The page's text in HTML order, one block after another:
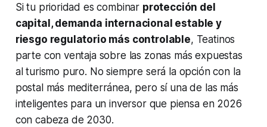
Si tu prioridad es combinar protección del
capital, demanda internacional estable y
riesgo regulatorio más controlable, Teatinos
parte con ventaja sobre las zonas más expuestas
al turismo puro. No siempre será la opción con la
postal más mediterránea, pero sí una de las más
inteligentes para un inversor que piensa en 2026
con cabeza de 2030.